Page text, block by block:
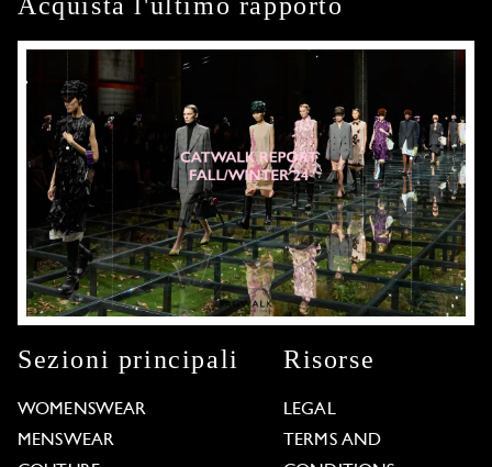
Sezioni principali
WOMENSWEAR
MENSWEAR
Risorse
LEGAL
TERMS AND